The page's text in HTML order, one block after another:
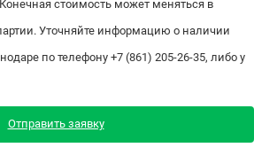
стоимость может меняться в
Уточняйте информацию о наличии
по телефону +7 (861) 205-26-35, либо у
Отправить заявку